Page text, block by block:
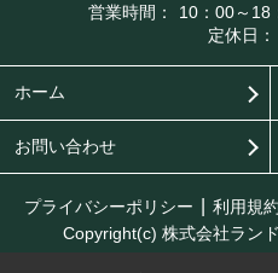
営業時間：
10：00～18
定休日：
ホーム
お問い合わせ
プライバシーポリシー 利用規約
Copyright(c) 株式会社ラン